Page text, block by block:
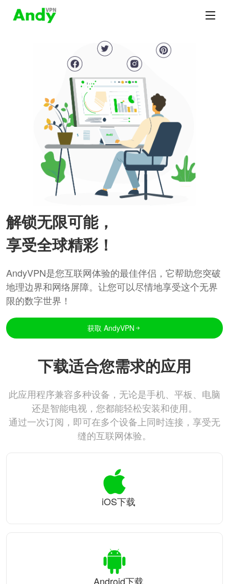
解锁无限可能，
享受全球精彩！
AndyVPN是您互联网体验的最佳伴侣，它帮助您突破
地理边界和网络屏障。让您可以尽情地享受这个无界
限的数字世界！
获取 AndyVPN
下载适合您需求的应用
此应用程序兼容多种设备，无论是手机、平板、电脑
还是智能电视，您都能轻松安装和使用。
通过一次订阅，即可在多个设备上同时连接，享受无
缝的互联网体验。
iOS下载
Android下载